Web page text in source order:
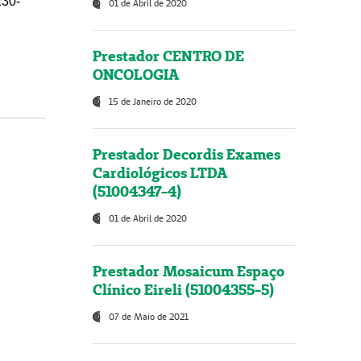
01 de Abril de 2020
Prestador CENTRO DE
ONCOLOGIA
15 de Janeiro de 2020
Prestador Decordis Exames
Cardiológicos LTDA
(51004347-4)
01 de Abril de 2020
Prestador Mosaicum Espaço
Clínico Eireli (51004355-5)
07 de Maio de 2021